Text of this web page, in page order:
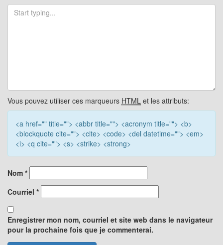
Vous pouvez utiliser ces marqueurs HTML et les attributs:
<a href="" title=""> <abbr title=""> <acronym title=""> <b>
<blockquote cite=""> <cite> <code> <del datetime=""> <em>
<i> <q cite=""> <s> <strike> <strong>
Nom *
Courriel *
Enregistrer mon nom, courriel et site web dans le navigateur
pour la prochaine fois que je commenterai.